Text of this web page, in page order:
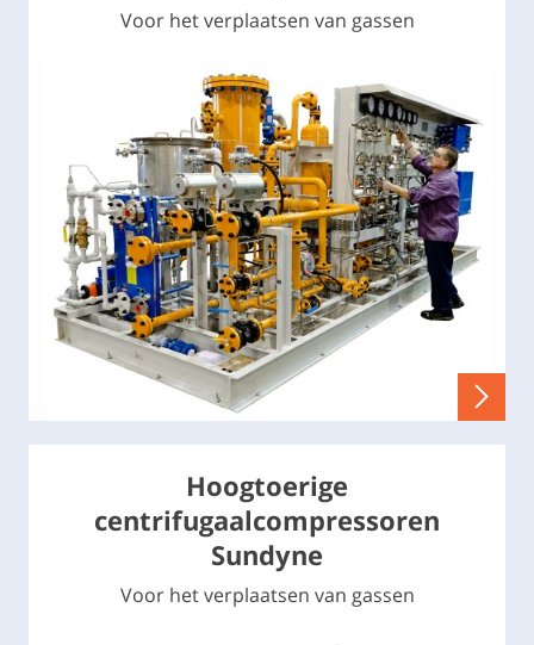
Voor het verplaatsen van gassen
Hoogtoerige
centrifugaalcompressoren
Sundyne
Voor het verplaatsen van gassen